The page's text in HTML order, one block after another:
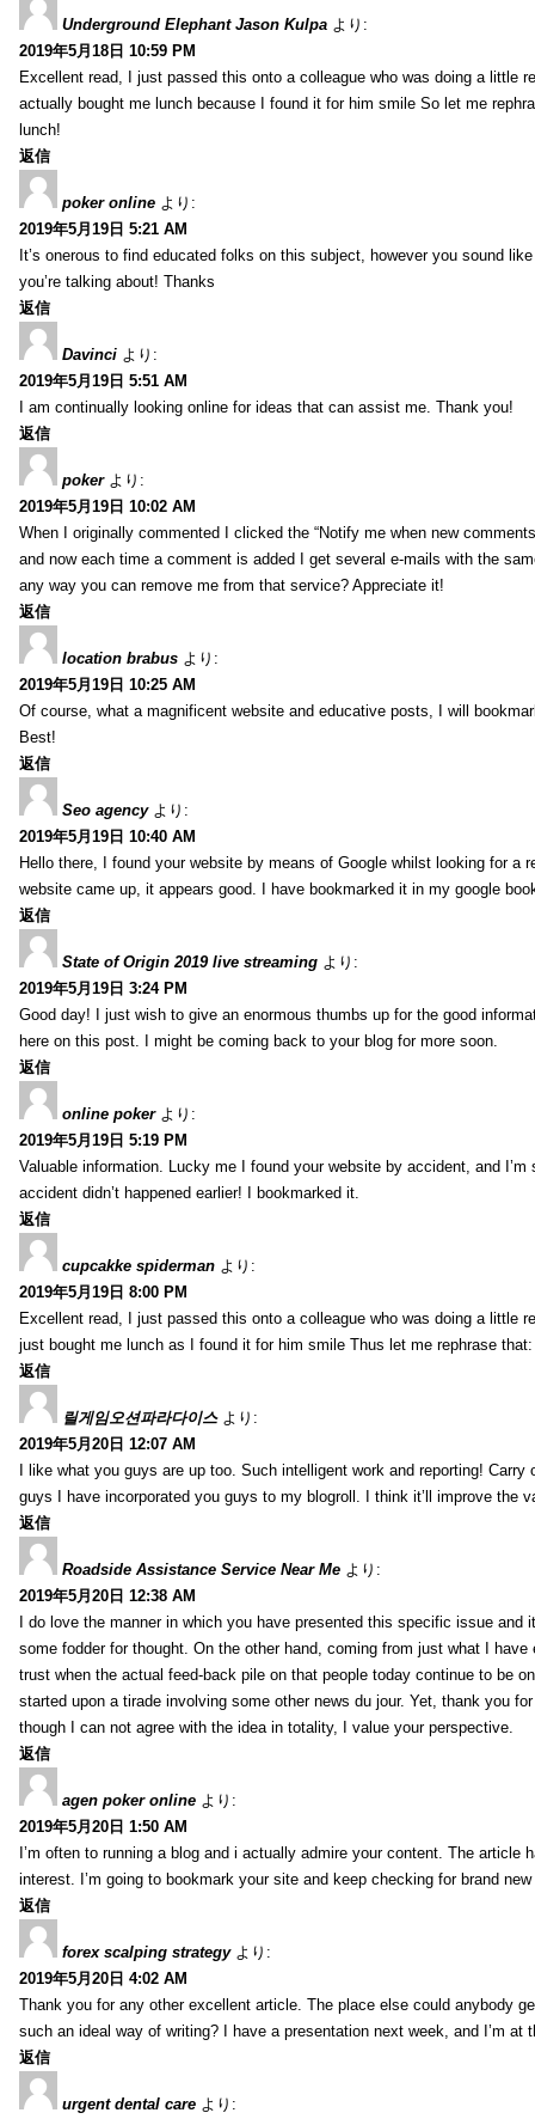
Underground Elephant Jason Kulpa より:
2019年5月18日 10:59 PM
Excellent read, I just passed this onto a colleague who was doing a little
actually bought me lunch because I found it for him smile So let me
lunch!
返信
poker online より:
2019年5月19日 5:21 AM
It’s onerous to find educated folks on this subject, however you sound
you’re talking about! Thanks
返信
Davinci より:
2019年5月19日 5:51 AM
I am continually looking online for ideas that can assist me. Thank you!
返信
poker より:
2019年5月19日 10:02 AM
When I originally commented I clicked the “Notify me when new
and now each time a comment is added I get several e-mails with the
any way you can remove me from that service? Appreciate it!
返信
location brabus より:
2019年5月19日 10:25 AM
Of course, what a magnificent website and educative posts, I will
Best!
返信
Seo agency より:
2019年5月19日 10:40 AM
Hello there, I found your website by means of Google whilst looking for a
website came up, it appears good. I have bookmarked it in my google
返信
State of Origin 2019 live streaming より:
2019年5月19日 3:24 PM
Good day! I just wish to give an enormous thumbs up for the good
here on this post. I might be coming back to your blog for more soon.
返信
online poker より:
2019年5月19日 5:19 PM
Valuable information. Lucky me I found your website by accident, and I’m
accident didn’t happened earlier! I bookmarked it.
返信
cupcakke spiderman より:
2019年5月19日 8:00 PM
Excellent read, I just passed this onto a colleague who was doing a little
just bought me lunch as I found it for him smile Thus let me rephrase
返信
릴게임오션파라다이스 より:
2019年5月20日 12:07 AM
I like what you guys are up too. Such intelligent work and reporting! Carry
guys I have incorporated you guys to my blogroll. I think it’ll improve the
返信
Roadside Assistance Service Near Me より:
2019年5月20日 12:38 AM
I do love the manner in which you have presented this specific issue and
some fodder for thought. On the other hand, coming from just what I have
trust when the actual feed-back pile on that people today continue to be
started upon a tirade involving some other news du jour. Yet, thank you
though I can not agree with the idea in totality, I value your perspective.
返信
agen poker online より:
2019年5月20日 1:50 AM
I’m often to running a blog and i actually admire your content. The article
interest. I’m going to bookmark your site and keep checking for brand
返信
forex scalping strategy より:
2019年5月20日 4:02 AM
Thank you for any other excellent article. The place else could anybody
such an ideal way of writing? I have a presentation next week, and I’m at
返信
urgent dental care より: